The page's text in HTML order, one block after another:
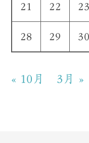
21 22 23
28 29 30
« 10月 3月 »